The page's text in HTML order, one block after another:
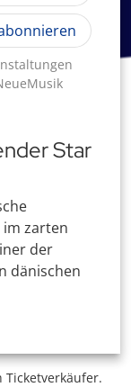
Star
zarten
der
dänischen